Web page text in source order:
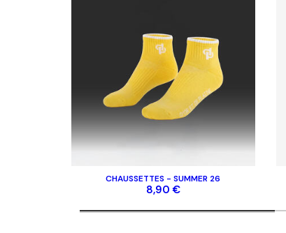
CHAUSSETTES - SUMMER 26
8,90 €